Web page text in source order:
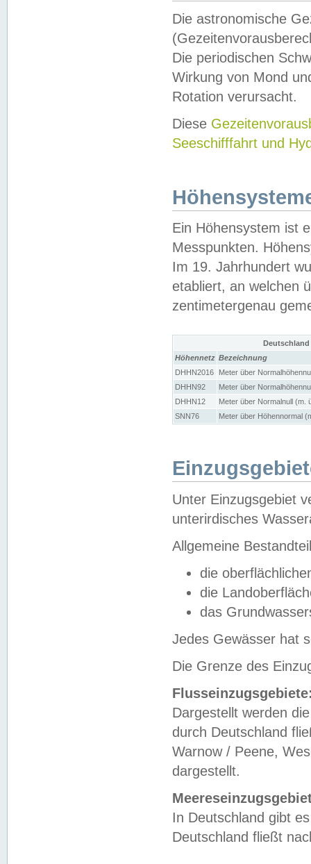
Die astronomische
Die periodischen
Wirkung von Mond
Rotation verursacht.
Diese
Seeschifffahrt und
Ein Höhensystem ist
Messpunkten.
Im 19. Jahrhundert
etabliert, an welchen
zentimetergenau
Höhennetz Bezeichnung
DHHN2016
Meter über
DHHN92
Meter über
DHHN12
Meter über Normalnull (m.
SNN76
Meter über Höhennormal
Unter Einzugsgebiet
unterirdisches
Allgemeine
die
die
das
Jedes Gewässer hat
Die Grenze des
Dargestellt werden
durch Deutschland
Warnow / Peene,
dargestellt.
In Deutschland gibt
Deutschland fließt